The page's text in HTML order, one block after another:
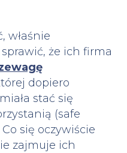
właśnie
że ich firma
dopiero
stać się
(safe
się oczywiście
zajmuje ich